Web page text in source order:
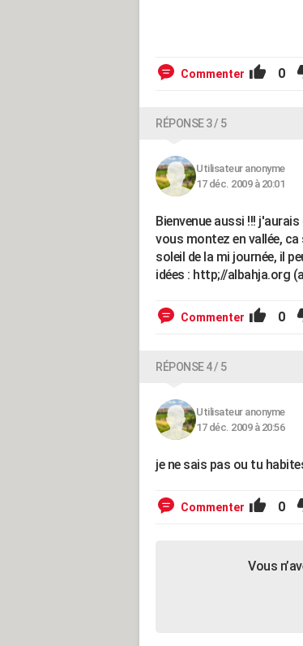
Commenter 0
RÉPONSE 3 / 5
Utilisateur anonyme
17 déc. 2009 à 20:01
Bienvenue aussi !!!
vous montez en vallée,
soleil de la mi journée, il
idées : http;//albahja.org
Commenter 0
RÉPONSE 4 / 5
Utilisateur anonyme
17 déc. 2009 à 20:56
je ne sais pas ou tu
Commenter 0
Vous